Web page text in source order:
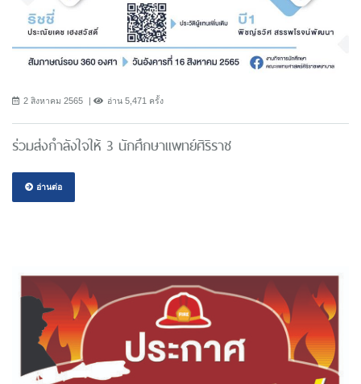
2 สิงหาคม 2565 อ่าน 5,471 ครั้ง
ร่วมส่งกำลังใจให้ 3 นักศึกษาเเพทย์ศิริราช
อ่านต่อ